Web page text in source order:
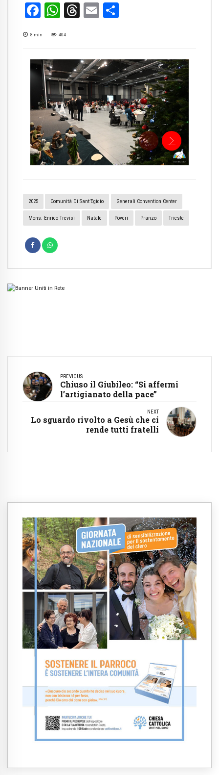
Facebook
WhatsApp
Threads
Email
8 min 404
2025 Comunità Di Sant’Egidio Generali Convention Center
Mons. Enrico Trevisi Natale Poveri Pranzo Trieste
PREVIOUS
Chiuso il Giubileo: “Si affermi
l’artigianato della pace”
NEXT
Lo sguardo rivolto a Gesù che ci
rende tutti fratelli